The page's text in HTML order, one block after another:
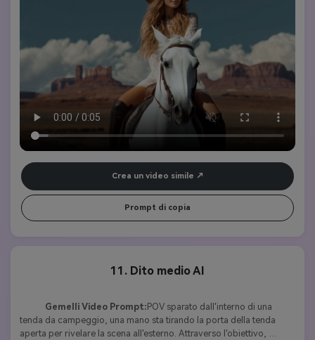
avvicina a un maestoso cavallo bianco in attesa nelle vicinanze.
Graziosamente monta il cavallo, regola la sua postura, e poi inizia a
cavalcare in avanti nel deserto aperto. La telecamera segue in un
movimento costante e fluido, catturando sia ampi scatti di
paesaggio che primi piani della sua espressione determinata e del
movimento del cavallo. La luce calda del sole esalta le texture
Crea un video simile
Prompt di copia
11. Dito medio AI
Gemelli Video Prompt:POV sparato dall'interno di una
tenda da campeggio, una mano sta tirando la porta della tenda
aperta per rivelare la scena all'esterno. Attraverso l'obiettivo,